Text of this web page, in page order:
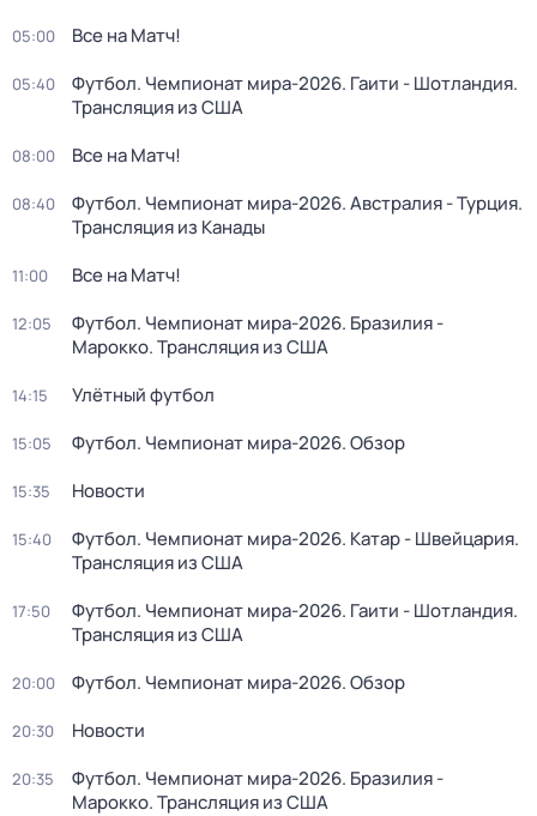
05:00 Все на Матч!
05:40
Футбол. Чемпионат мира-2026. Гаити - Шотландия.
Трансляция из США
08:00 Все на Матч!
08:40
Футбол. Чемпионат мира-2026. Австралия - Турция.
Трансляция из Канады
11:00 Все на Матч!
12:05
Футбол. Чемпионат мира-2026. Бразилия -
Марокко. Трансляция из США
14:15 Улётный футбол
15:05 Футбол. Чемпионат мира-2026. Обзор
15:35 Новости
15:40
Футбол. Чемпионат мира-2026. Катар - Швейцария.
Трансляция из США
17:50
Футбол. Чемпионат мира-2026. Гаити - Шотландия.
Трансляция из США
20:00 Футбол. Чемпионат мира-2026. Обзор
20:30 Новости
20:35
Футбол. Чемпионат мира-2026. Бразилия -
Марокко. Трансляция из США